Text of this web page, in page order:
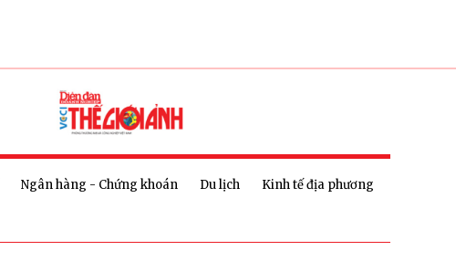
Ngân hàng - Chứng khoán Du lịch
Kinh tế địa phương